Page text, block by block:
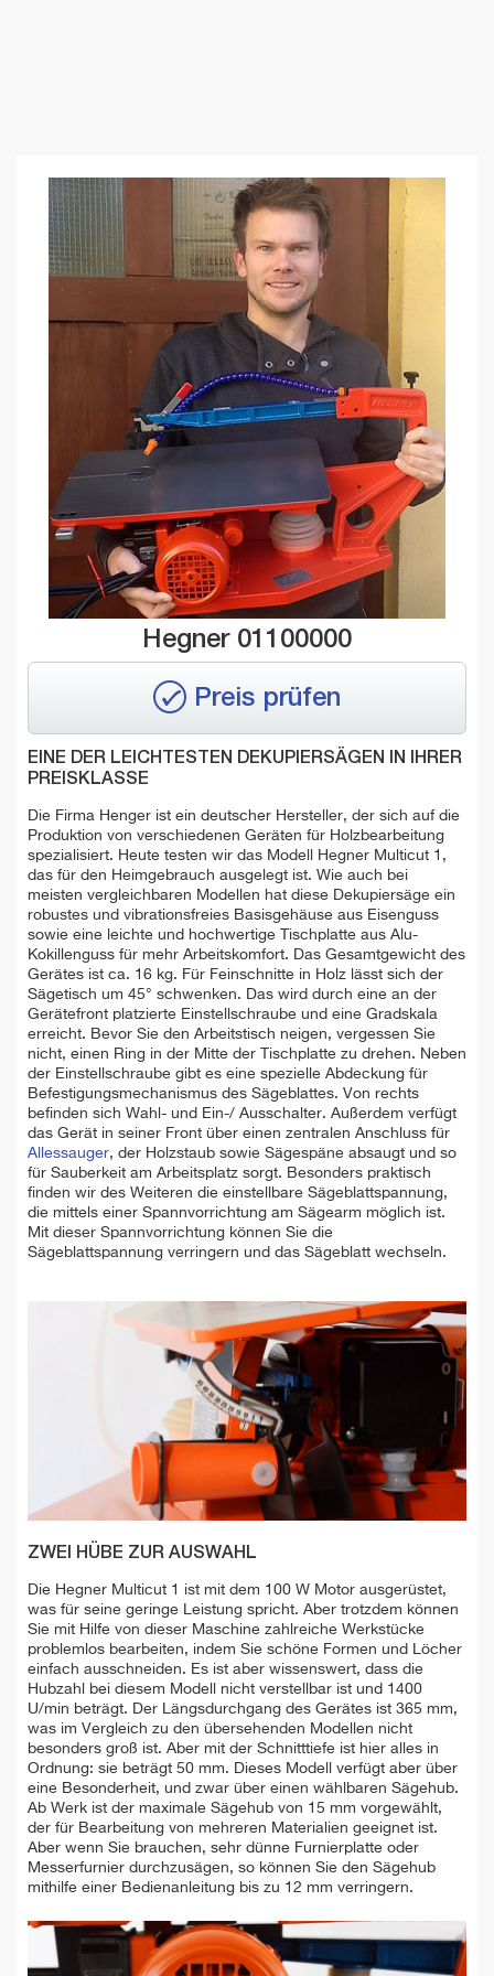
Hegner 01100000
Preis prüfen
EINE DER LEICHTESTEN DEKUPIERSÄGEN IN IHRER
PREISKLASSE
Die Firma Henger ist ein deutscher Hersteller, der sich auf die
Produktion von verschiedenen Geräten für Holzbearbeitung
spezialisiert. Heute testen wir das Modell Hegner Multicut 1,
das für den Heimgebrauch ausgelegt ist. Wie auch bei
meisten vergleichbaren Modellen hat diese Dekupiersäge ein
robustes und vibrationsfreies Basisgehäuse aus Eisenguss
sowie eine leichte und hochwertige Tischplatte aus Alu-
Kokillenguss für mehr Arbeitskomfort. Das Gesamtgewicht des
Gerätes ist ca. 16 kg. Für Feinschnitte in Holz lässt sich der
Sägetisch um 45° schwenken. Das wird durch eine an der
Gerätefront platzierte Einstellschraube und eine Gradskala
erreicht. Bevor Sie den Arbeitstisch neigen, vergessen Sie
nicht, einen Ring in der Mitte der Tischplatte zu drehen. Neben
der Einstellschraube gibt es eine spezielle Abdeckung für
Befestigungsmechanismus des Sägeblattes. Von rechts
befinden sich Wahl- und Ein-/ Ausschalter. Außerdem verfügt
das Gerät in seiner Front über einen zentralen Anschluss für
Allessauger, der Holzstaub sowie Sägespäne absaugt und so
für Sauberkeit am Arbeitsplatz sorgt. Besonders praktisch
finden wir des Weiteren die einstellbare Sägeblattspannung,
die mittels einer Spannvorrichtung am Sägearm möglich ist.
Mit dieser Spannvorrichtung können Sie die
Sägeblattspannung verringern und das Sägeblatt wechseln.
ZWEI HÜBE ZUR AUSWAHL
Die Hegner Multicut 1 ist mit dem 100 W Motor ausgerüstet,
was für seine geringe Leistung spricht. Aber trotzdem können
Sie mit Hilfe von dieser Maschine zahlreiche Werkstücke
problemlos bearbeiten, indem Sie schöne Formen und Löcher
einfach ausschneiden. Es ist aber wissenswert, dass die
Hubzahl bei diesem Modell nicht verstellbar ist und 1400
U/min beträgt. Der Längsdurchgang des Gerätes ist 365 mm,
was im Vergleich zu den übersehenden Modellen nicht
besonders groß ist. Aber mit der Schnitttiefe ist hier alles in
Ordnung: sie beträgt 50 mm. Dieses Modell verfügt aber über
eine Besonderheit, und zwar über einen wählbaren Sägehub.
Ab Werk ist der maximale Sägehub von 15 mm vorgewählt,
der für Bearbeitung von mehreren Materialien geeignet ist.
Aber wenn Sie brauchen, sehr dünne Furnierplatte oder
Messerfurnier durchzusägen, so können Sie den Sägehub
mithilfe einer Bedienanleitung bis zu 12 mm verringern.